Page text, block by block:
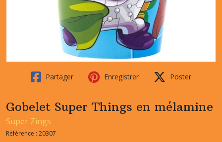
Partager Enregistrer Poster
Gobelet Super Things en mélamine
Super Zings
Référence : 20307